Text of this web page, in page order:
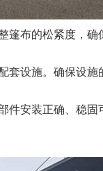
布的松紧度，确
设施。确保设施
安装正确、稳固